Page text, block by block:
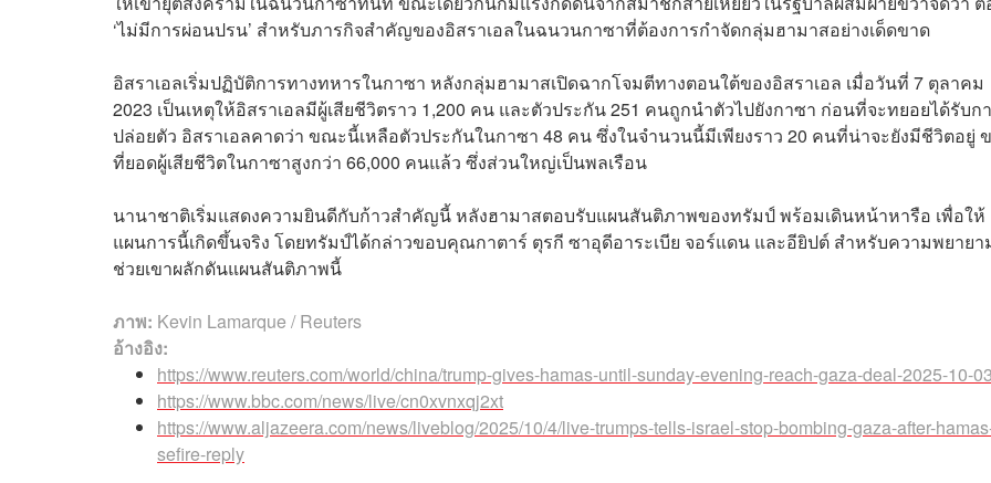
‘ไม่มีการผ่อนปรน’ สำหรับภารกิจสำคัญของอิสราเอลในฉนวนกาซาที่ต้องการกำจัดกลุ่มฮามาสอย่างเด็ดขาด
อิสราเอลเริ่มปฏิบัติการทางทหารในกาซา หลังกลุ่มฮามาสเปิดฉากโจมตีทางตอนใต้ของอิสราเอล เมื่อวันที่ 7 ตุลาคม
2023 เป็นเหตุให้อิสราเอลมีผู้เสียชีวิตราว 1,200 คน และตัวประกัน 251 คนถูกนำตัวไปยังกาซา ก่อนที่จะทยอยได้รับก
ปล่อยตัว อิสราเอลคาดว่า ขณะนี้เหลือตัวประกันในกาซา 48 คน ซึ่งในจำนวนนี้มีเพียงราว 20 คนที่น่าจะยังมีชีวิตอยู่
ที่ยอดผู้เสียชีวิตในกาซาสูงกว่า 66,000 คนแล้ว ซึ่งส่วนใหญ่เป็นพลเรือน
นานาชาติเริ่มแสดงความยินดีกับก้าวสำคัญนี้ หลังฮามาสตอบรับแผนสันติภาพของทรัมป์ พร้อมเดินหน้าหารือ เพื่อให้
แผนการนี้เกิดขึ้นจริง โดยทรัมป์ได้กล่าวขอบคุณกาตาร์ ตุรกี ซาอุดีอาระเบีย จอร์แดน และอียิปต์ สำหรับความพยายา
ช่วยเขาผลักดันแผนสันติภาพนี้
ภาพ: Kevin Lamarque / Reuters
อ้างอิง:
https://www.reuters.com/world/china/trump-gives-hamas-until-sunday-evening-reach-gaza-deal-2025-10-
https://www.bbc.com/news/live/cn0xvnxqj2xt
https://www.aljazeera.com/news/liveblog/2025/10/4/live-trumps-tells-israel-stop-bombing-gaza-after-
sefire-reply